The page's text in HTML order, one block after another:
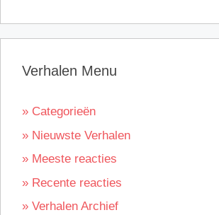
Verhalen Menu
» Categorieën
» Nieuwste Verhalen
» Meeste reacties
» Recente reacties
» Verhalen Archief